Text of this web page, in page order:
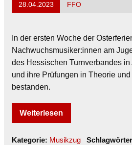
28.04.2023 FFO
In der ersten Woche der
Nachwuchsmusiker:innen am
des Hessischen Turnverbandes
und ihre Prüfungen in Theorie
bestanden.
Weiterlesen
Kategorie: Musikzug